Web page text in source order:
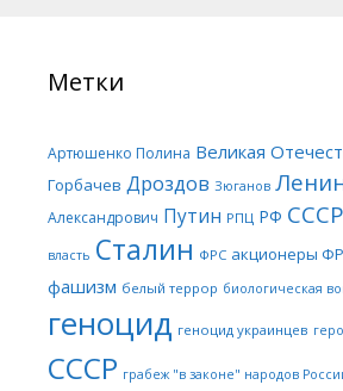
Метки
Артюшенко Полина Великая
Горбачев Дроздов Зюганов
Александрович Путин РПЦ РФ СССР
власть Сталин ФРС акционеры
фашизм белый террор биологическая
геноцид геноцид украинцев
СССР грабеж "в законе" народов